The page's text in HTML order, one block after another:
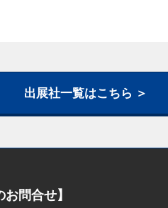
出展社一覧はこちら ＞
お問合せ】